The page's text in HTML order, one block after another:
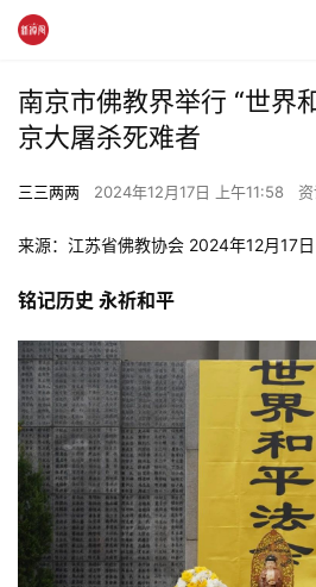
南京市佛教界举行 “世界
京大屠杀死难者
三三两两 2024年12月17日 上午11:58 资
来源：江苏省佛教协会 2024年12月17日
铭记历史 永祈和平